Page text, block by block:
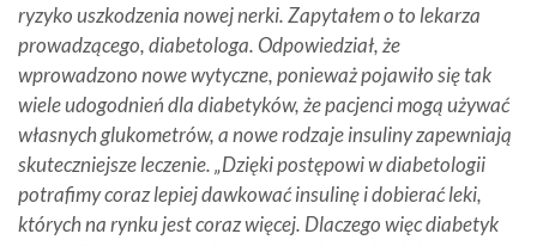
ryzyko uszkodzenia nowej nerki. Zapytałem o to lekarza
prowadzącego, diabetologa. Odpowiedział, że
wprowadzono nowe wytyczne, ponieważ pojawiło się tak
wiele udogodnień dla diabetyków, że pacjenci mogą używać
własnych glukometrów, a nowe rodzaje insuliny zapewniają
skuteczniejsze leczenie. „Dzięki postępowi w diabetologii
potrafimy coraz lepiej dawkować insulinę i dobierać leki,
których na rynku jest coraz więcej. Dlaczego więc diabetyk